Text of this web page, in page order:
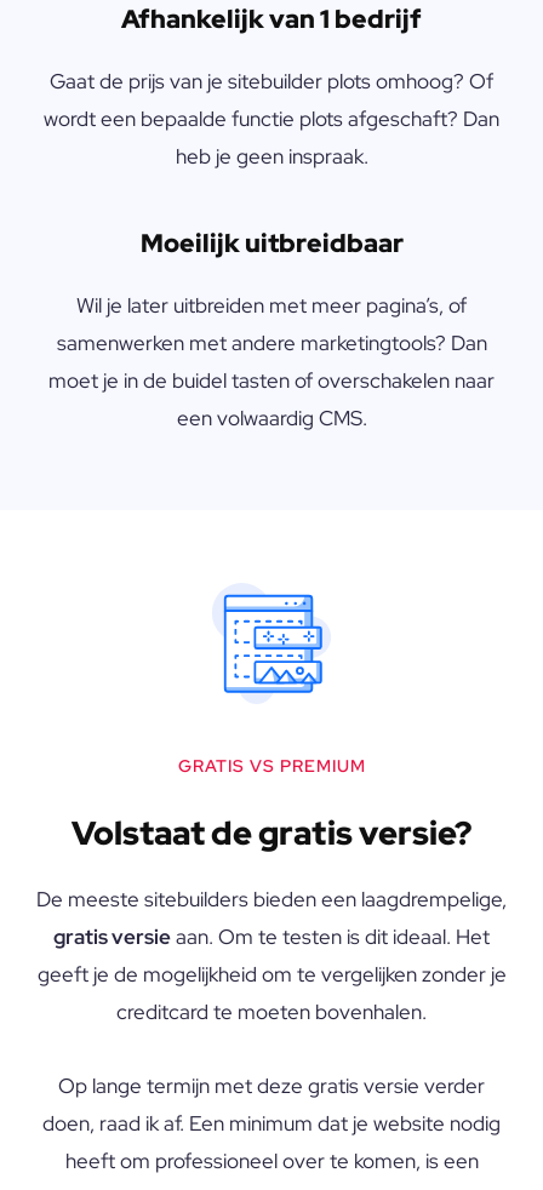
Afhankelijk van 1 bedrijf
Gaat de prijs van je sitebuilder plots omhoog? Of
wordt een bepaalde functie plots afgeschaft? Dan
heb je geen inspraak.
Moeilijk uitbreidbaar
Wil je later uitbreiden met meer pagina’s, of
samenwerken met andere marketingtools? Dan
moet je in de buidel tasten of overschakelen naar
een volwaardig CMS.
GRATIS VS PREMIUM
Volstaat de gratis versie?
De meeste sitebuilders bieden een laagdrempelige,
gratis versieaan. Om te testen is dit ideaal. Het
geeft je de mogelijkheid om te vergelijken zonder je
creditcard te moeten bovenhalen.
Op lange termijn met deze gratis versie verder
doen, raad ik af. Een minimum dat je website nodig
heeft om professioneel over te komen, is een